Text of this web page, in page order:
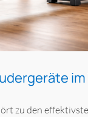
zu den